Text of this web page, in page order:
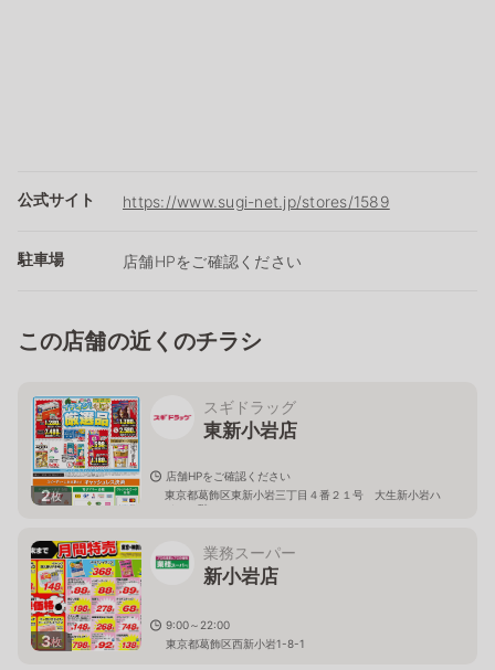
公式サイト https://www.sugi-net.jp/stores/1589
駐車場 店舗HPをご確認ください
この店舗の近くのチラシ
2枚
スギドラッグ
東新小岩店
店舗HPをご確認ください
東京都葛飾区東新小岩三丁目４番２１号 大生新小岩ハ
イツ１階
3枚
業務スーパー
新小岩店
9:00～22:00
東京都葛飾区西新小岩1-8-1